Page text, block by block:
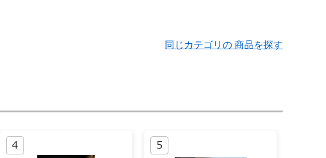
同じカテゴリの 商品を探す